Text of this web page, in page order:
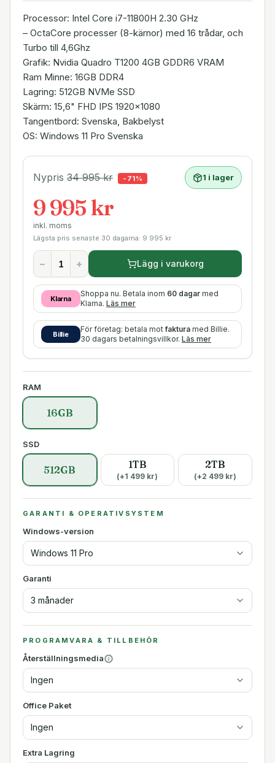
Processor: Intel Core i7-11800H 2.30 GHz
– OctaCore processer (8-kärnor) med 16 trådar, och
Turbo till 4,6Ghz
Grafik: Nvidia Quadro T1200 4GB GDDR6 VRAM
Ram Minne: 16GB DDR4
Lagring: 512GB NVMe SSD
Skärm: 15,6" FHD IPS 1920x1080
Tangentbord: Svenska, Bakbelyst
OS: Windows 11 Pro Svenska
Nypris 34 995kr - 71% 1 i lager
9 995 kr
inkl. moms
Lägsta pris senaste 30 dagarna: 9 995 kr
− + Lägg i varukorg
Klarna
Shoppa nu. Betala inom 60 dagar med
Klarna. Läs mer
Billie
För företag: betala motfaktura med Billie.
30 dagars betalningsvillkor. Läs mer
RAM
16GB
SSD
512GB 1TB
(+1 499 kr)
2TB
(+2 499 kr)
GARANTI & OPERATIVSYSTEM
Windows-version
Windows 11 Pro
Garanti
3 månader
PROGRAMVARA & TILLBEHÖR
Återställningsmedia
Ingen
Office Paket
Ingen
Extra Lagring